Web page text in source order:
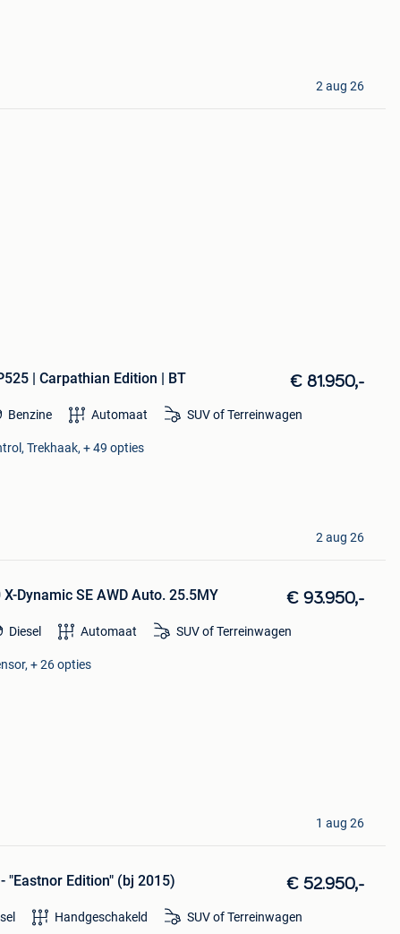
2 aug 26
| Carpathian Edition | BT € 81.950,-
Benzine Automaat SUV of Terreinwagen
Trekhaak, + 49 opties
2 aug 26
Dynamic SE AWD Auto. 25.5MY € 93.950,-
Diesel Automaat SUV of Terreinwagen
+ 26 opties
1 aug 26
"Eastnor Edition" (bj 2015) € 52.950,-
Handgeschakeld SUV of Terreinwagen